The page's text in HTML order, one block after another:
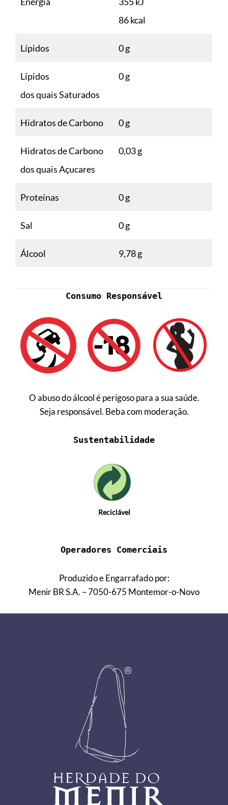
86 kcal
Lípidos 0 g
Lípidos
dos quais Saturados
0 g
Hidratos de Carbono 0 g
Hidratos de Carbono
dos quais Açucares
0,03 g
Proteínas 0 g
Sal 0 g
Álcool 9,78 g
Consumo Responsável
O abuso do álcool é perigoso para a sua saúde.
Seja responsável. Beba com moderação.
Sustentabilidade
Reciclável
Operadores Comerciais
Produzido e Engarrafado por:
Menir BR S.A. – 7050-675 Montemor-o-Novo